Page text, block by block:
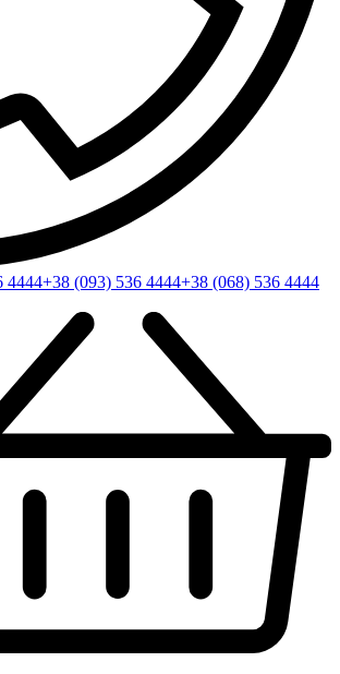
4444+38 (093) 536 4444+38 (068) 536 4444